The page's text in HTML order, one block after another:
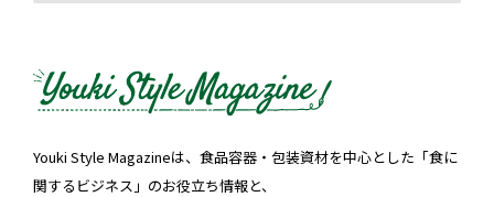
Youki Style Magazineは、食品容器・包装資材を中心とした「食に
関するビジネス」のお役立ち情報と、